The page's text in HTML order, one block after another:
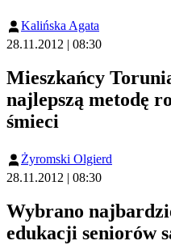
Kalińska Agata
28.11.2012 | 08:30
Mieszkańcy
najlepszą metodę
śmieci
Żyromski Olgierd
28.11.2012 | 08:30
Wybrano
edukacji seniorów